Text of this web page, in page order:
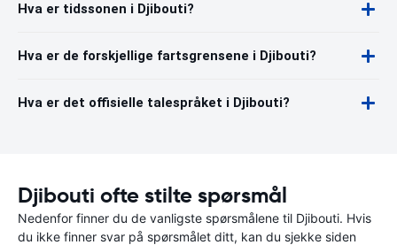
Hva er tidssonen i Djibouti?
Hva er de forskjellige fartsgrensene i Djibouti?
Hva er det offisielle talespråket i Djibouti?
Djibouti ofte stilte spørsmål
Nedenfor finner du de vanligste spørsmålene til Djibouti. Hvis
du ikke finner svar på spørsmålet ditt, kan du sjekke siden